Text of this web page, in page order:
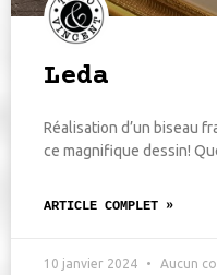
Leda
Réalisation d’un biseau
ce magnifique dessin!
ARTICLE COMPLET »
10 janvier 2024 Aucun